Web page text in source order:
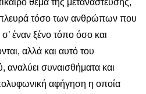
πλευρά τόσο των ανθρώπων που
έναν ξένο τόπο όσο και
αλλά και αυτό του
αναλύει συναισθήματα και
αφήγηση η οποία